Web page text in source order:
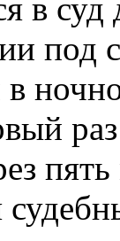
в
под